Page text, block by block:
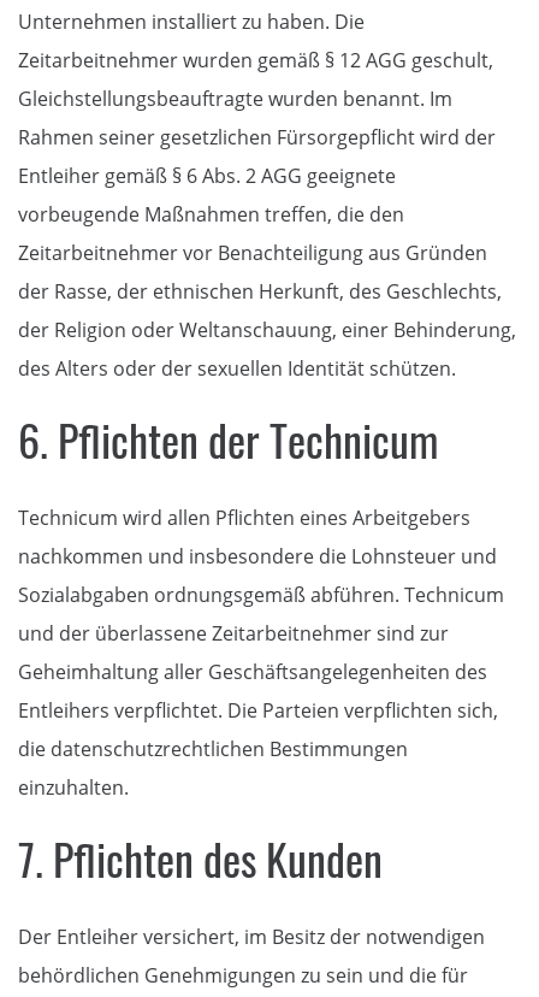
Unternehmen installiert zu haben. Die
Zeitarbeitnehmer wurden gemäß § 12 AGG geschult,
Gleichstellungsbeauftragte wurden benannt. Im
Rahmen seiner gesetzlichen Fürsorgepflicht wird der
Entleiher gemäß § 6 Abs. 2 AGG geeignete
vorbeugende Maßnahmen treffen, die den
Zeitarbeitnehmer vor Benachteiligung aus Gründen
der Rasse, der ethnischen Herkunft, des Geschlechts,
der Religion oder Weltanschauung, einer Behinderung,
des Alters oder der sexuellen Identität schützen.
6. Pflichten der Technicum
Technicum wird allen Pflichten eines Arbeitgebers
nachkommen und insbesondere die Lohnsteuer und
Sozialabgaben ordnungsgemäß abführen. Technicum
und der überlassene Zeitarbeitnehmer sind zur
Geheimhaltung aller Geschäftsangelegenheiten des
Entleihers verpflichtet. Die Parteien verpflichten sich,
die datenschutzrechtlichen Bestimmungen
einzuhalten.
7. Pflichten des Kunden
Der Entleiher versichert, im Besitz der notwendigen
behördlichen Genehmigungen zu sein und die für